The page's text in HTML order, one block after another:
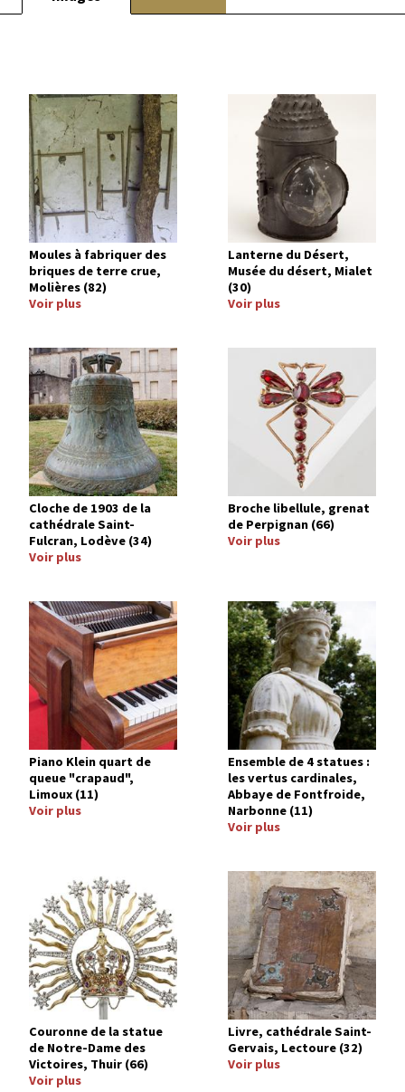
Image
Moules à fabriquer des
briques de terre crue,
Molières (82)
Voir plus
Lanterne du Désert,
Musée du désert, Mialet
(30)
Voir plus
Image
Cloche de 1903 de la
cathédrale Saint-
Fulcran, Lodève (34)
Voir plus
Broche libellule, grenat
de Perpignan (66)
Voir plus
Image
Piano Klein quart de
queue "crapaud",
Limoux (11)
Voir plus
Image
Ensemble de 4 statues :
les vertus cardinales,
Abbaye de Fontfroide,
Narbonne (11)
Voir plus
Couronne de la statue
de Notre-Dame des
Victoires, Thuir (66)
Voir plus
Image
Livre, cathédrale Saint-
Gervais, Lectoure (32)
Voir plus